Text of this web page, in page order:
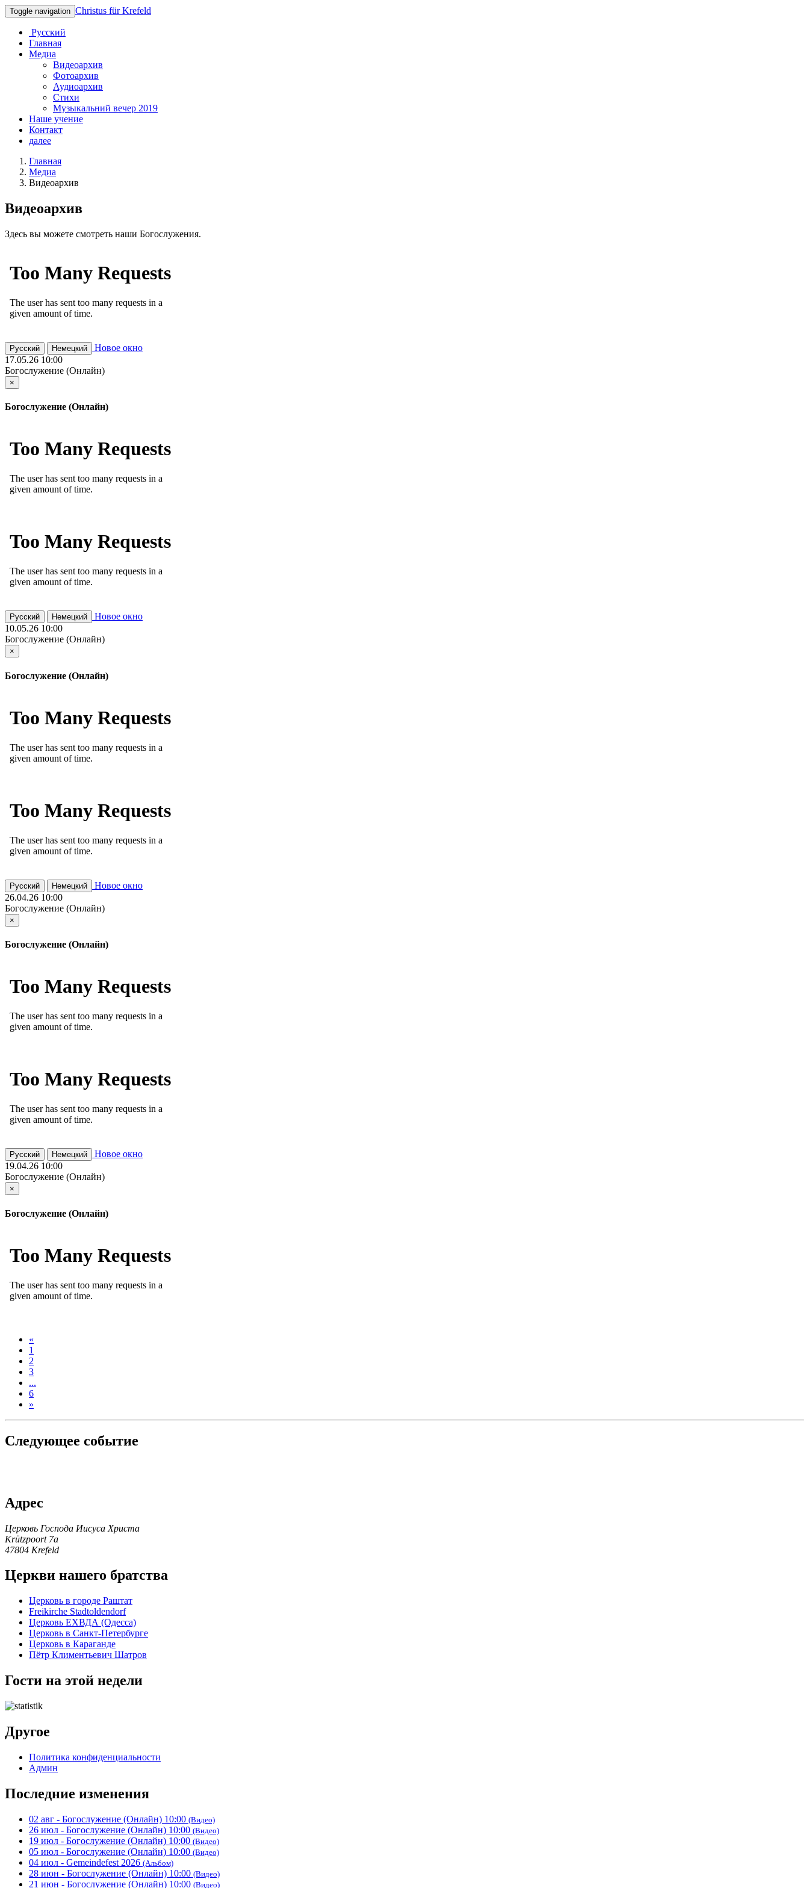
Toggle navigation Christus für Krefeld
Русский
Главная
Медиа
Видеоархив
Фотоархив
Аудиоархив
Стихи
Музыкальний вечер 2019
Наше учение
Контакт
далее
Главная
Медиа
Видеоархив
Видеоархив
Здесь вы можете смотреть наши Богослужения.
Русский Немецкий
Новое окно
17.05.26 10:00
Богослужение (Онлайн)
×
Богослужение (Онлайн)
Русский Немецкий
Новое окно
10.05.26 10:00
Богослужение (Онлайн)
×
Богослужение (Онлайн)
Русский Немецкий
Новое окно
26.04.26 10:00
Богослужение (Онлайн)
×
Богослужение (Онлайн)
Русский Немецкий
Новое окно
19.04.26 10:00
Богослужение (Онлайн)
×
Богослужение (Онлайн)
«
1
2
3
...
6
»
Следующее событие
Адрес
Церковь Господа Иисуса Христа
Krützpoort 7a
47804 Krefeld
Церкви нашего братства
Церковь в городе Раштат
Freikirche Stadtoldendorf
Церковь ЕХВДА (Одесса)
Церковь в Санкт-Петербурге
Церковь в Караганде
Пётр Климентьевич Шатров
Гости на этой недели
Другое
Политика конфиденциальности
Админ
Последние изменения
02 авг - Богослужение (Онлайн) 10:00 (Видео)
26 июл - Богослужение (Онлайн) 10:00 (Видео)
19 июл - Богослужение (Онлайн) 10:00 (Видео)
05 июл - Богослужение (Онлайн) 10:00 (Видео)
04 июл - Gemeindefest 2026 (Альбом)
28 июн - Богослужение (Онлайн) 10:00 (Видео)
21 июн - Богослужение (Онлайн) 10:00 (Видео)